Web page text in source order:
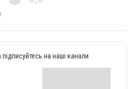
на наші канали